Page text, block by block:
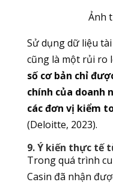
Ảnh
Sử dụng dữ liệu
cũng là một rủi ro
số cơ bản chỉ
chính của doanh
các đơn vị kiểm
(Deloitte, 2023).
9. Ý kiến thực tế
Trong quá trình
Casin đã nhận